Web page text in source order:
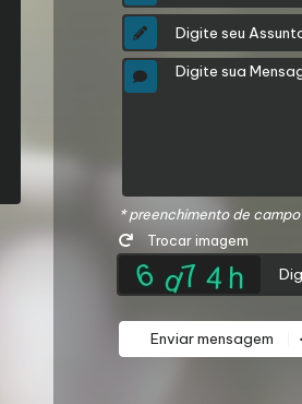
* preenchimento de campo
Trocar imagem
Enviar mensagem